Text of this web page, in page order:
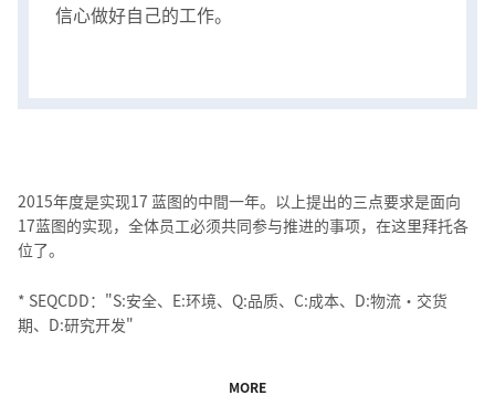
信心做好自己的工作。
2015年度是实现17 蓝图的中間一年。以上提出的三点要求是面向
17蓝图的实现，全体员工必须共同参与推进的事项，在这里拜托各
位了。
* SEQCDD："S:安全、E:环境、Q:品质、C:成本、D:物流•交货
期、D:研究开发"
MORE